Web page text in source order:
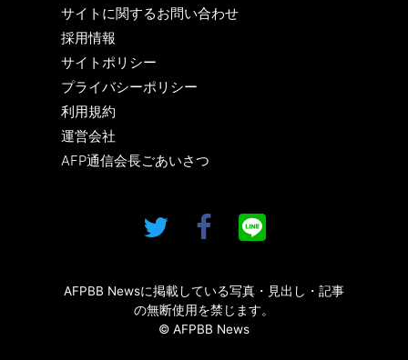
サイトに関するお問い合わせ
採用情報
サイトポリシー
プライバシーポリシー
利用規約
運営会社
AFP通信会長ごあいさつ
AFPBB Newsに掲載している写真・見出し・記事
の無断使用を禁じます。
© AFPBB News